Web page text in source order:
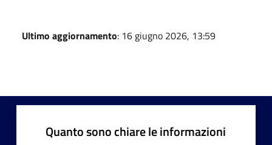
Ultimo aggiornamento: 16 giugno 2026, 13:59
Quanto sono chiare le informazioni